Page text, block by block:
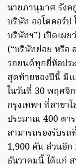
นายภานุมาศ รังค
บริษัท ออโตคอร์ป
บริษัทฯ”) เปิดเผ
(“บริษัทย่อย หรือ
รถยนต์ทุกยี่ห้อประ
สุดท้ายของปีนี้ มีแ
ในวันที่ 30 พฤศจิ
กรุงเทพฯ ที่สาขา
ประมาณ 400 ตา
สามารถรองรับรถ
1,900 คัน ส่วนอีก
ธันวาคมนี้ ได้แก่